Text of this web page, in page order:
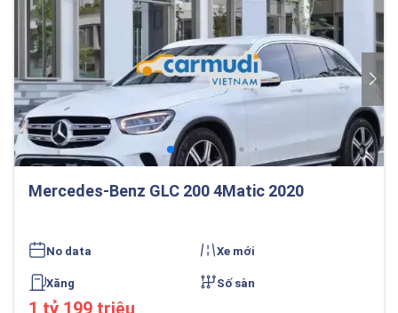
Mercedes-Benz GLC 200 4Matic 2020
No data Xe mới
Xăng Số sàn
1 tỷ 199 triệu